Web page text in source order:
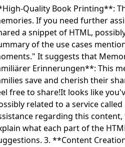
Quality Book Printing**:
If you need further
a snippet of HTML,
of the use cases
It suggests that
Erinnerungen**: This
save and cherish their
free to share!It looks like
related to a service
regarding this
what each part of the
3. **Content